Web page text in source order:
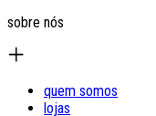
sobre nós
quem somos
lojas